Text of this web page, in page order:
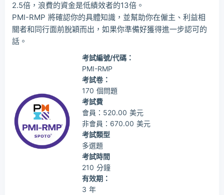
2.5倍，浪費的資金是低績效者的13倍。
PMI-RMP 將確認你的具體知識，並幫助你在僱主、利益相
關者和同行面前脫穎而出，如果你準備好獲得進一步認可的
話。
考試編號/代碼：
PMI-RMP
考試卷：
170 個問題
考試費
會員：520.00 美元
非會員：670.00 美元
考試類型
多選題
考試時間
210 分鐘
有效期：
3 年